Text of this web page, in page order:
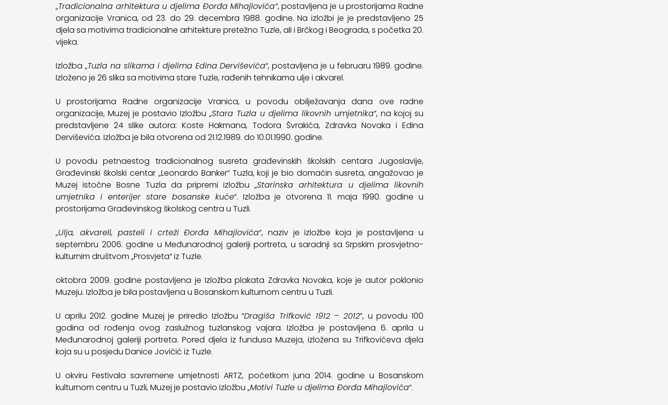
„Tradicionalna arhitektura u djelima Đorđa Mihajlovića“, postavljena je u prostorijama Radne
organizacije Vranica, od 23. do 29. decembra 1988. godine. Na izložbi je je predstavljeno 25
djela sa motivima tradicionalne arhitekture pretežno Tuzle, ali i Brčkog i Beograda, s početka 20.
vijeka.
Izložba „Tuzla na slikama i djelima Edina Derviševića“, postavljena je u februaru 1989. godine.
Izloženo je 26 slika sa motivima stare Tuzle, rađenih tehnikama ulje i akvarel.
U prostorijama Radne organizacije Vranica, u povodu obilježavanja dana ove radne
organizacije, Muzej je postavio Izložbu „Stara Tuzla u djelima likovnih umjetnika“, na kojoj su
predstavljene 24 slike autora: Koste Hakmana, Todora Švrakića, Zdravka Novaka i Edina
Derviševića. Izložba je bila otvorena od 21.12.1989. do 10.01.1990. godine.
U povodu petnaestog tradicionalnog susreta građevinskih školskih centara Jugoslavije,
Građevinski školski centar „Leonardo Banker“ Tuzla, koji je bio domaćin susreta, angažovao je
Muzej istočne Bosne Tuzla da pripremi izložbu „Starinska arhitektura u djelima likovnih
umjetnika i enterijer stare bosanske kuće“. Izložba je otvorena 11. maja 1990. godine u
prostorijama Građevinskog školskog centra u Tuzli.
„Ulja, akvareli, pasteli i crteži Đorđa Mihajlovića“, naziv je izložbe koja je postavljena u
septembru 2006. godine u Međunarodnoj galeriji portreta, u saradnji sa Srpskim prosvjetno-
kulturnim društvom „Prosvjeta“ iz Tuzle.
oktobra 2009. godine postavljena je Izložba plakata Zdravka Novaka, koje je autor poklonio
Muzeju. Izložba je bila postavljena u Bosanskom kulturnom centru u Tuzli.
U aprilu 2012. godine Muzej je priredio Izložbu “Dragiša Trifković 1912 – 2012”, u povodu 100
godina od rođenja ovog zaslužnog tuzlanskog vajara. Izložba je postavljena 6. aprila u
Međunarodnoj galeriji portreta. Pored djela iz fundusa Muzeja, izložena su Trifkovićeva djela
koja su u posjedu Danice Jovičić iz Tuzle.
U okviru Festivala savremene umjetnosti ARTZ, početkom juna 2014. godine u Bosanskom
kulturnom centru u Tuzli, Muzej je postavio izložbu „Motivi Tuzle u djelima Đorđa Mihajlovića“.